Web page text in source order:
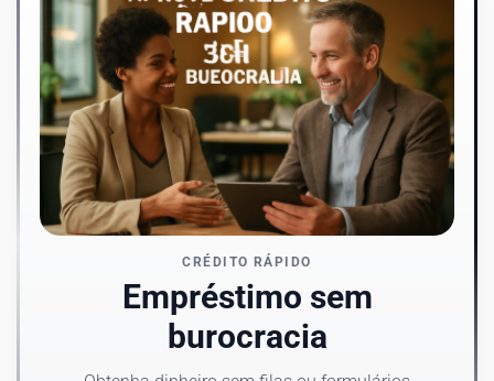
CRÉDITO RÁPIDO
Empréstimo sem
burocracia